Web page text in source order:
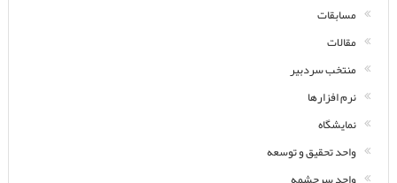
مسابقات
مقالات
منتخب سردبیر
نرم افزارها
نمایشگاه
واحد تحقیق و توسعه